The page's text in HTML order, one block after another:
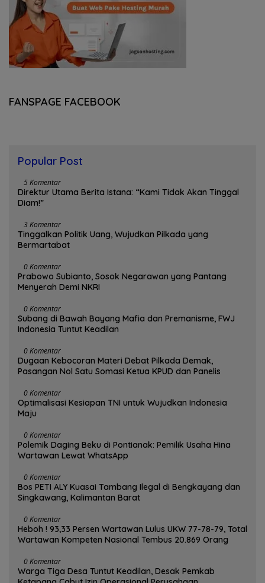
FANSPAGE FACEBOOK
Popular Post
5 Komentar
Direktur Utama Berita Istana: “Kami Tidak Akan Tinggal
Diam!”
3 Komentar
Tinggalkan Politik Uang, Wujudkan Pilkada yang
Bermartabat
0 Komentar
Prabowo Subianto, Sosok Negarawan yang Pantang
Menyerah Demi NKRI
0 Komentar
Subang di Bawah Bayang Mafia dan Premanisme, FWJ
Indonesia Tuntut Keadilan
0 Komentar
Dugaan Kebocoran Materi Debat Pilkada Demak,
Pasangan Nol Satu Somasi Ketua KPUD dan Panelis
0 Komentar
Optimalisasi Kesiapan TNI untuk Wujudkan Indonesia
Maju
0 Komentar
Polemik Daging Beku di Pontianak: Pemilik Usaha Hina
Wartawan Lewat WhatsApp
0 Komentar
Bos PETI ALY Kuasai Tambang Ilegal di Bengkayang dan
Singkawang, Kalimantan Barat
0 Komentar
Heboh ! 93,33 Persen Wartawan Lulus UKW 77-78-79, Total
Wartawan Kompeten Nasional Tembus 20.869 Orang
0 Komentar
Warga Tiga Desa Tuntut Keadilan, Desak Pemkab